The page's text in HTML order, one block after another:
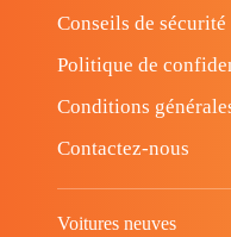
Conseils de sécurité
Politique de
Conditions
Contactez-nous
Voitures neuves